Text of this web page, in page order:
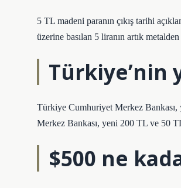
5 TL madeni paranın çıkış tarihi
üzerine basılan 5 liranın artık
Türkiye’nin
Türkiye Cumhuriyet Merkez
Merkez Bankası, yeni 200 TL ve 50
$500 ne